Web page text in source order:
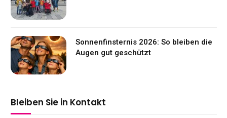
Sonnenfinsternis 2026: So bleiben die
Augen gut geschützt
Bleiben Sie in Kontakt